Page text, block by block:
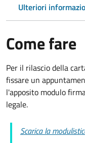
Ulteriori
Come fare
Per il rilascio della
fissare un
l'apposito modulo
legale.
Scarica la